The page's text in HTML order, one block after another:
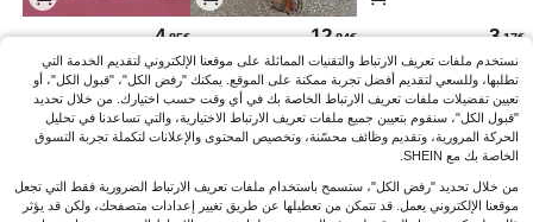
3.17€
12.84€
4.85€
نستخدم ملفات تعريف الارتباط والتقنيات المماثلة على موقعنا الإلكتروني لتقديم الخدمة التي
تطلبها، وللسعي لتقديم أفضل تجربة ممكنة على الموقع. يمكنك "رفض الكل"، "قبول الكل"، أو
تعيين تفضيلات ملفات تعريف الارتباط الخاصة بك في أي وقت حسب اختيارك. من خلال تحديد
"قبول الكل"، سنقوم بتعيين جميع ملفات تعريف الارتباط الاختيارية، والتي تساعدنا في تحليل
الحركة المرورية، وتقديم وظائف محسّنة، وتخصيص المحتوى والإعلانات لتكملة تجربة التسوق
الخاصة بك مع SHEIN.
من خلال تحديد "رفض الكل"، ستسمح باستخدام ملفات تعريف الارتباط الضرورية فقط التي تجعل
موقعنا الإلكتروني يعمل. قد تتمكن من تعطيلها عن طريق تغيير إعدادات متصفحك، ولكن قد يؤثر